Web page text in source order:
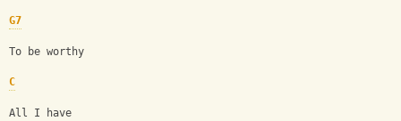
G7
To be worthy
C
All I have